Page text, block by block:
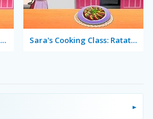
Sara's Cooking Class: Banana Split Pie Sara's Cooking Class: Ratatouille Casserole